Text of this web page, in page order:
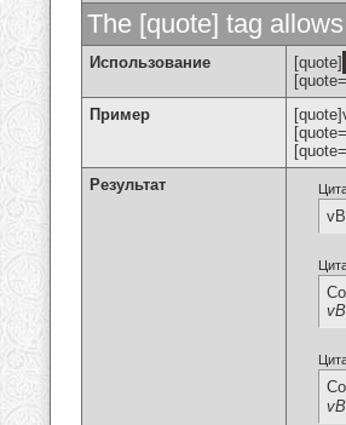
The [quote] tag
Использование [quote]
[quote=
Пример
Результат